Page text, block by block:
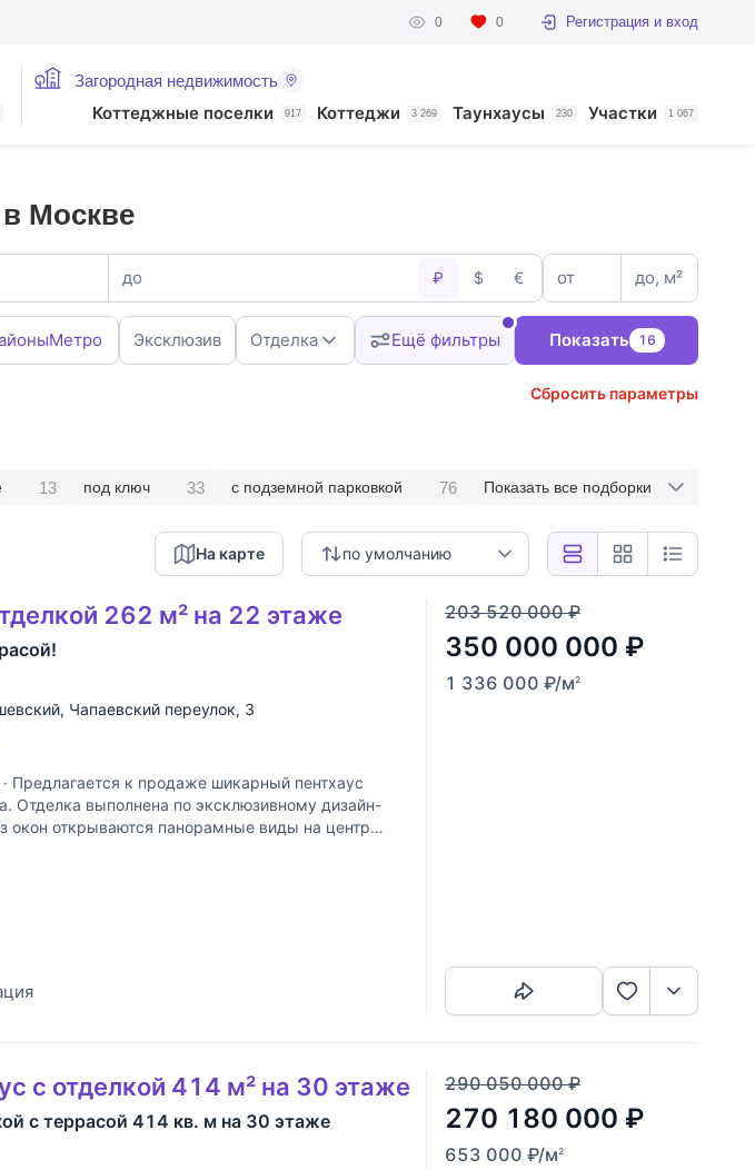
0 0 Регистрация и вход
Загородная недвижимость
Коттеджные поселки 917 Коттеджи 3 269 Таунхаусы 230 Участки 1 067
Москве
до ₽ $ € от до, м²
Метро Эксклюзив Отделка Ещё фильтры Показать 16
Сбросить параметры
13 под ключ 33 с подземной парковкой 76 Показать все подборки
по умолчанию
На карте
262 м² на 22 этаже
, Чапаевский переулок, 3
· Предлагается к продаже шикарный пентхаус
Отделка выполнена по эксклюзивному дизайн-
окон открываются панорамные виды на центр
203 520 000 ₽
350 000 000 ₽
1 336 000 ₽/м2
с отделкой 414 м² на 30 этаже
с террасой 414 кв. м на 30 этаже
290 050 000 ₽
270 180 000 ₽
653 000 ₽/м2